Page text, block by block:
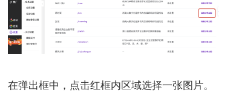
在弹出框中，点击红框内区域选择一张图片。